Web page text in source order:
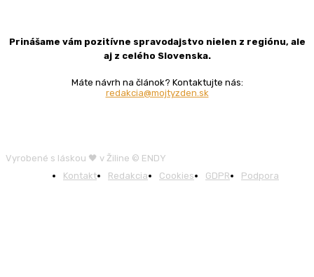
Prinášame vám pozitívne spravodajstvo nielen z regiónu, ale
aj z celého Slovenska.
Máte návrh na článok? Kontaktujte nás:
redakcia@mojtyzden.sk
Vyrobené s láskou 🖤 v Žiline © ENDY
Kontakt
Redakcia Cookies GDPR Podpora